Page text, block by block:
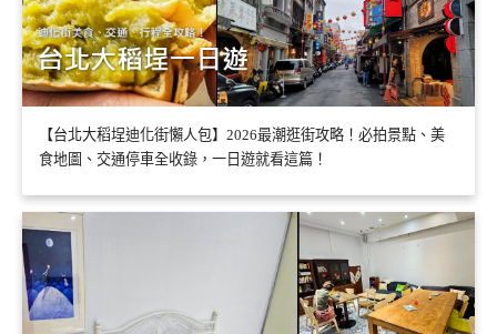
【台北大稻埕迪化街懶人包】2026最潮逛街攻略！必拍景點、美
食地圖、交通停車全收錄，一日遊就看這篇！